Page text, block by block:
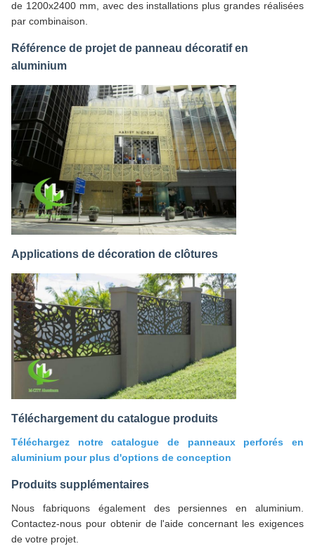
de 1200x2400 mm, avec des installations plus grandes réalisées
par combinaison.
Référence de projet de panneau décoratif en
aluminium
Applications de décoration de clôtures
Téléchargement du catalogue produits
Téléchargez notre catalogue de panneaux perforés en
aluminium pour plus d'options de conception
Produits supplémentaires
Nous fabriquons également des persiennes en aluminium.
Contactez-nous pour obtenir de l'aide concernant les exigences
de votre projet.